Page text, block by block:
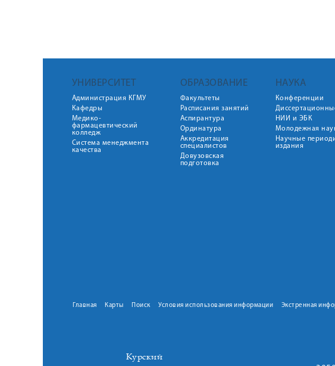
УНИВЕРСИТЕТ
Администрация КГМУ
Кафедры
Медико-
фармацевтический
колледж
Система менеджмента
качества
ОБРАЗОВАНИЕ
Факультеты
Расписания занятий
Аспирантура
Ординатура
Аккредитация
специалистов
Довузовская
подготовка
НАУКА
Конференции
НИИ и ЭБК
Молодежная
Научные
издания
Главная Карты Поиск Условия использования информации Экстренная
Курский